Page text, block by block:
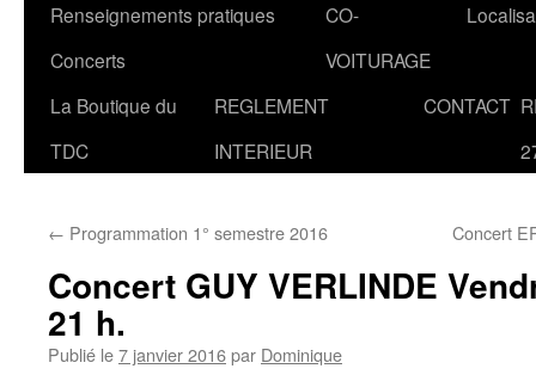
Renseignements pratiques
Concerts
CO-
VOITURAGE
La Boutique du
TDC
REGLEMENT
INTERIEUR
CONTACT
← Programmation 1° semestre 2016 Concert
Concert GUY VERLINDE
21 h.
Publié le7 janvier 2016par Dominique